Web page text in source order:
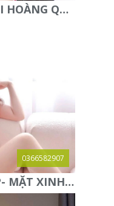
KHÁNH LY - GÁI GỌI HOÀNG QUỐC VIỆT - DÂM ĐÃNG CHIỀU
0366582907
KỲ DUYÊN-BÍM ĐẸP- MẶT XINH- CHIỀU KHÁCH HẾT CỠ